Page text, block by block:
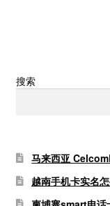
搜索
马来西亚
越南手机卡实名